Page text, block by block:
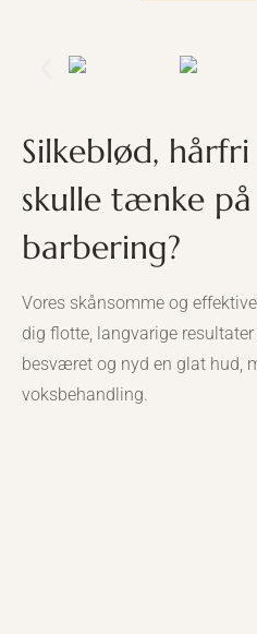
Silkeblød, hårfri hud uden at
skulle tænke
barbering?
Vores skånsomme og
dig flotte, langvarige
besværet og nyd en glat hud,
voksbehandling.